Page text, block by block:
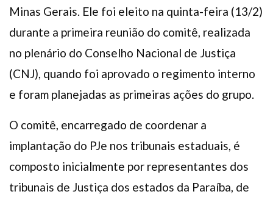
Minas Gerais. Ele foi eleito na quinta-feira (13/2)
durante a primeira reunião do comitê, realizada
no plenário do Conselho Nacional de Justiça
(CNJ), quando foi aprovado o regimento interno
e foram planejadas as primeiras ações do grupo.
O comitê, encarregado de coordenar a
implantação do PJe nos tribunais estaduais, é
composto inicialmente por representantes dos
tribunais de Justiça dos estados da Paraíba, de
FacebookInstagramTwitter Youtube TikTok Whatsapp